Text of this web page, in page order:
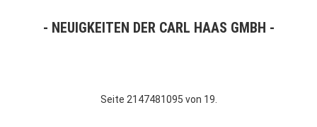
NEUIGKEITEN DER CARL HAAS GMBH
Seite 2147481095 von 19.